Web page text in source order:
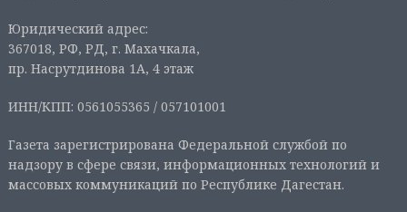
Юридический адрес:
367018, РФ, РД, г. Махачкала,
пр. Насрутдинова 1А, 4 этаж
ИНН/КПП: 0561055365 / 057101001
Газета зарегистрирована Федеральной службой по
надзору в сфере связи, информационных технологий и
массовых коммуникаций по Республике Дагестан.